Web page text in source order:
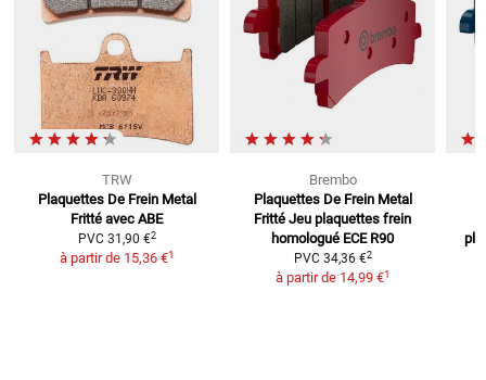
TRW
Plaquettes De Frein Metal
Fritté avec ABE
PVC 31,90 €2
à partir de 15,36 €1
Brembo
Plaquettes De Frein Metal
Fritté Jeu plaquettes frein
homologué ECE R90
PVC 34,36 €2
à partir de 14,99 €1